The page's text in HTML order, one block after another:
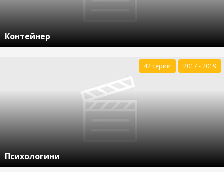
Контейнер
Психологини
42 серии 2017 - 2019